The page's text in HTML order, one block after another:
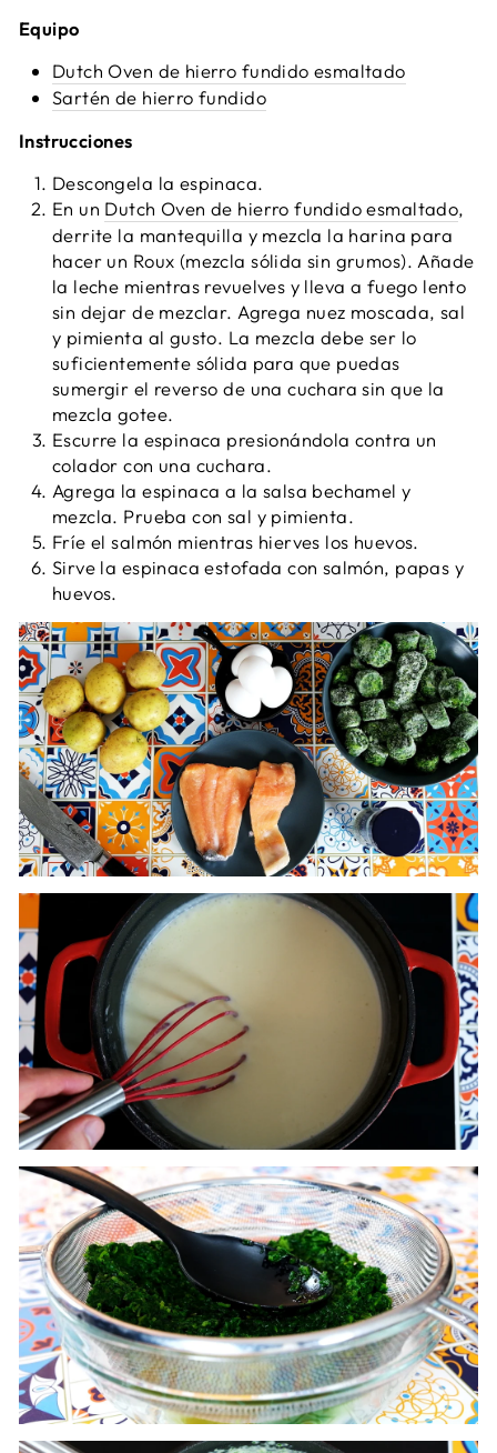
Equipo
Dutch Oven de hierro fundido esmaltado
Sartén de hierro fundido
Instrucciones
Descongela la espinaca.
En un Dutch Oven de hierro fundido esmaltado,
derrite la mantequilla y mezcla la harina para
hacer un Roux (mezcla sólida sin grumos). Añade
la leche mientras revuelves y lleva a fuego lento
sin dejar de mezclar. Agrega nuez moscada, sal
y pimienta al gusto. La mezcla debe ser lo
suficientemente sólida para que puedas
sumergir el reverso de una cuchara sin que la
mezcla gotee.
Escurre la espinaca presionándola contra un
colador con una cuchara.
Agrega la espinaca a la salsa bechamel y
mezcla. Prueba con sal y pimienta.
Fríe el salmón mientras hierves los huevos.
Sirve la espinaca estofada con salmón, papas y
huevos.